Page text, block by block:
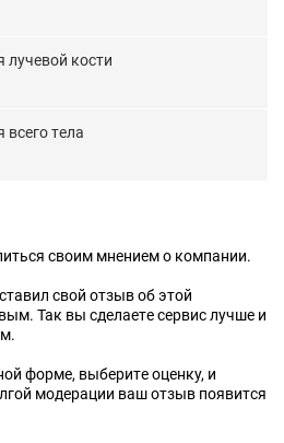
лучевой кости
всего тела
своим мнением о компании.
свой отзыв об этой
Так вы сделаете сервис лучше и
форме, выберите оценку, и
модерации ваш отзыв появится